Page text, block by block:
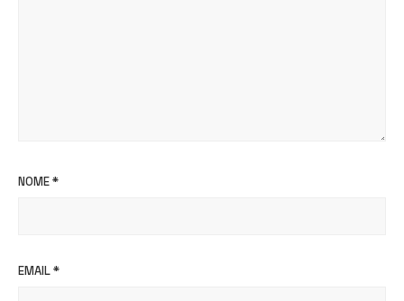
NOME*
EMAIL*